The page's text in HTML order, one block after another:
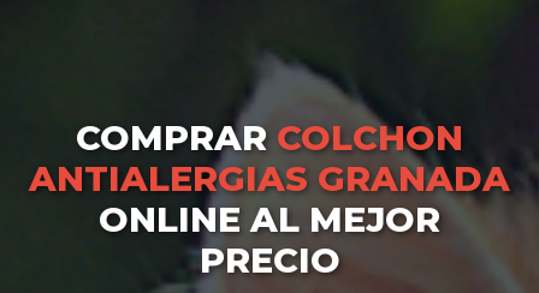
COMPRAR COLCHON
ANTIALERGIAS GRANADA
ONLINE AL MEJOR
PRECIO